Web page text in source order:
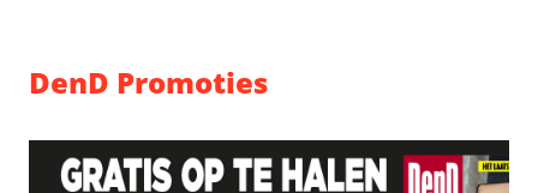
DenD Promoties